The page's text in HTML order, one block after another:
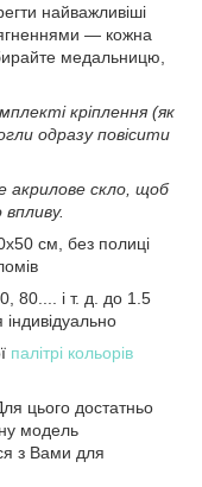
найважливіші
— кожна
медальницю,
кріплення (як
одразу повісити
акрилове скло, щоб
см, без полиці
80.... і т. д. до 1.5
палітрі кольорів
цього достатньо
модель
з Вами для